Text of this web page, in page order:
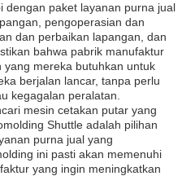
dengan paket layanan purna jual
pengoperasian dan
dan perbaikan lapangan, dan
bahwa pabrik manufaktur
mereka butuhkan untuk
berjalan lancar, tanpa perlu
kegagalan peralatan.
mesin cetakan putar yang
Shuttle adalah pilihan
purna jual yang
ini pasti akan memenuhi
yang ingin meningkatkan